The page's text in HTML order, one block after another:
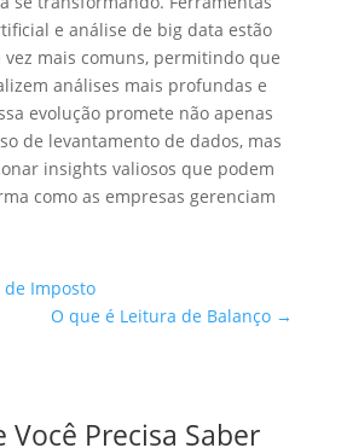
e análise de big data estão
mais comuns, permitindo que
análises mais profundas e
evolução promete não apenas
de levantamento de dados, mas
insights valiosos que podem
como as empresas gerenciam
Imposto
O que é Leitura de Balanço →
Você Precisa Saber